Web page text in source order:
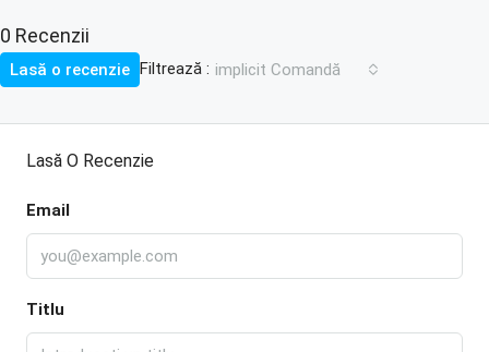
0 Recenzii
Filtrează : implicit Comandă
Lasă o recenzie
Lasă O Recenzie
Email
Titlu